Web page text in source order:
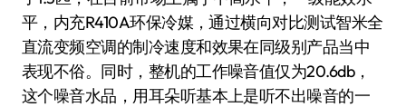
平，内充R410A环保冷媒，通过横向对比测试智米全
直流变频空调的制冷速度和效果在同级别产品当中
表现不俗。同时，整机的工作噪音值仅为20.6db，
这个噪音水品，用耳朵听基本上是听不出噪音的一